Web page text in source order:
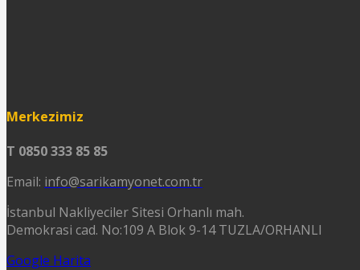
Merkezimiz
T 0850 333 85 85
Email: info@sarikamyonet.com.tr
İstanbul Nakliyeciler Sitesi Orhanlı mah.
Demokrasi cad. No:109 A Blok 9-14 TUZLA/ORHANLI
Google Harita